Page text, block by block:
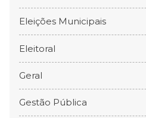
Eleições Municipais
Eleitoral
Geral
Gestão Pública